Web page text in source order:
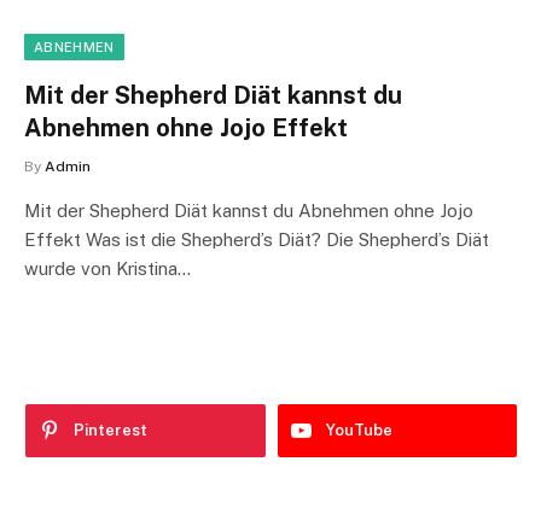
ABNEHMEN
Mit der Shepherd Diät kannst du
Abnehmen ohne Jojo Effekt
By Admin
Mit der Shepherd Diät kannst du Abnehmen ohne Jojo
Effekt Was ist die Shepherd’s Diät? Die Shepherd’s Diät
wurde von Kristina…
Pinterest YouTube